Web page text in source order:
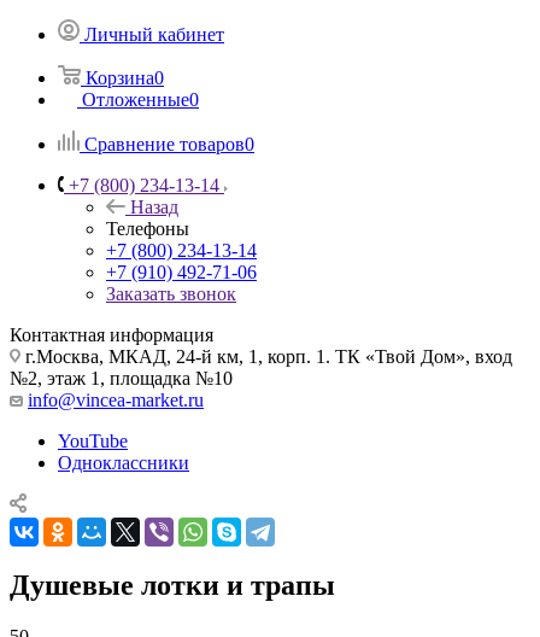
Личный кабинет
Корзина0
Отложенные0
Сравнение товаров0
+7 (800) 234-13-14
Назад
Телефоны
+7 (800) 234-13-14
+7 (910) 492-71-06
Заказать звонок
Контактная информация
г.Москва, МКАД, 24-й км, 1, корп. 1. ТК «Твой Дом», вход
№2, этаж 1, площадка №10
info@vincea-market.ru
YouTube
Одноклассники
Душевые лотки и трапы